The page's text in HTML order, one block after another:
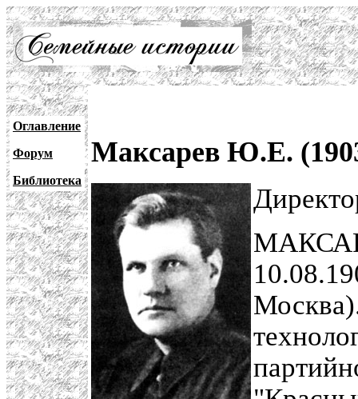
Оглавление
Форум
Библиотека
Максарев Ю.Е.